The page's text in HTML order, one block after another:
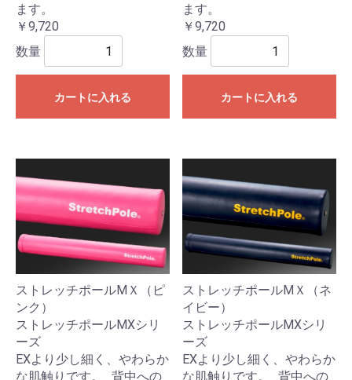
ます。
￥9,720
数量
カートに入れる
ます。
￥9,720
数量
カートに入れる
ストレッチポールMＸ（ピ
ンク）
ストレッチポールMXシリ
ーズ
EXより少し細く、やわらか
な肌触りです。 背中への
ストレッチポールMＸ（ネ
イビー）
ストレッチポールMXシリ
ーズ
EXより少し細く、やわらか
な肌触りです。 背中への